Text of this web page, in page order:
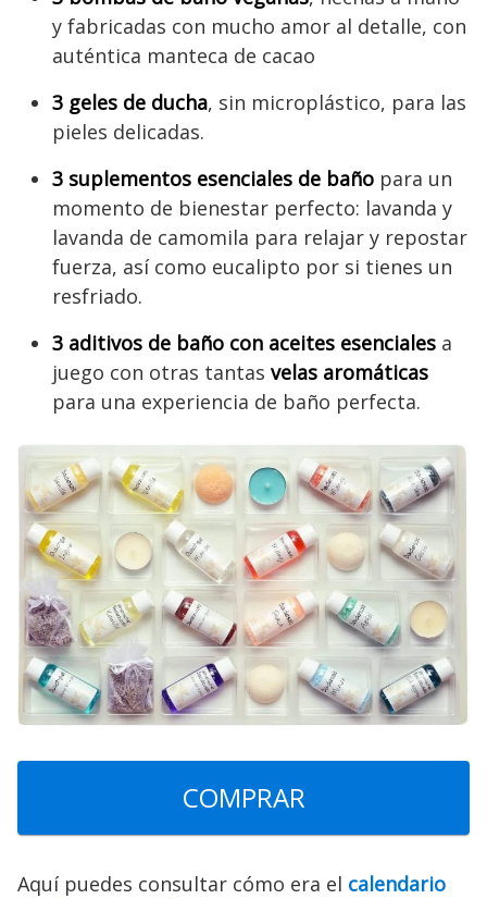
y fabricadas con mucho amor al detalle, con
auténtica manteca de cacao
3 geles de ducha, sin microplástico, para las
pieles delicadas.
3 suplementos esenciales de baño para un
momento de bienestar perfecto: lavanda y
lavanda de camomila para relajar y repostar
fuerza, así como eucalipto por si tienes un
resfriado.
3 aditivos de baño con aceites esenciales a
juego con otras tantas velas aromáticas
para una experiencia de baño perfecta.
COMPRAR
Aquí puedes consultar cómo era el calendario